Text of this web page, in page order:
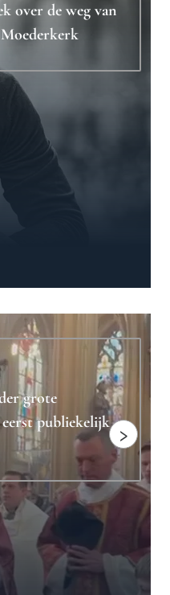
over de weg van
is het antwoord op
›